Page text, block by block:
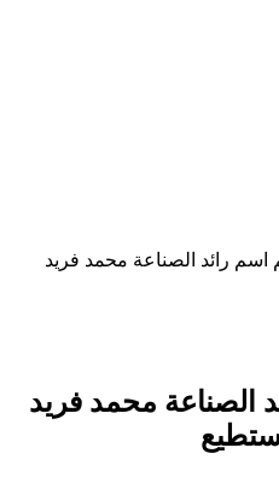
اسم رائد الصناعة محمد فريد
الصناعة محمد فريد